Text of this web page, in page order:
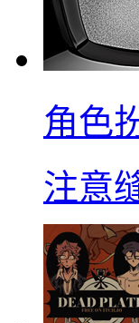
角色
注意